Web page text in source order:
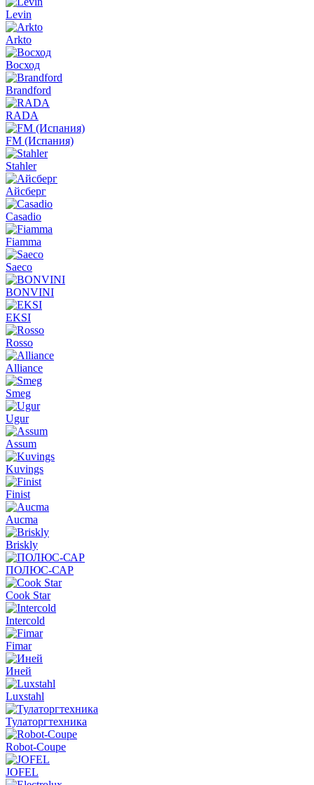
Levin
Arkto
Восход
Brandford
RADA
FM (Испания)
Stahler
Айсберг
Casadio
Fiamma
Saeco
BONVINI
EKSI
Rosso
Alliance
Smeg
Ugur
Assum
Kuvings
Finist
Aucma
Briskly
ПОЛЮС-САР
Cook Star
Intercold
Fimar
Иней
Luxstahl
Тулаторгтехника
Robot-Coupe
JOFEL